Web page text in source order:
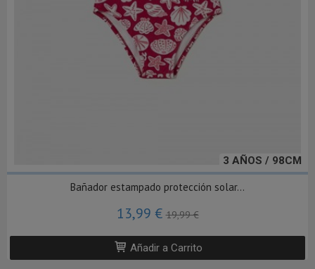
3 AÑOS / 98CM
Bañador estampado protección solar...
13,99 €19,99 €
Añadir a Carrito